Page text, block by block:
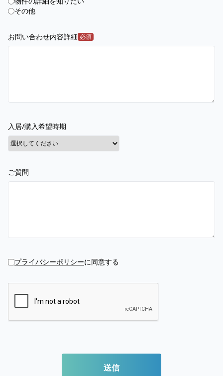
その他
お問い合わせ内容詳細 必須
入居/購入希望時期
ご質問
プライバシーポリシーに同意する
送信